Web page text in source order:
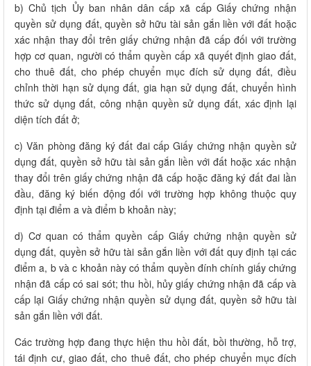
b) Chủ tịch Ủy ban nhân dân cấp xã cấp Giấy chứng nhận
quyền sử dụng đất, quyền sở hữu tài sản gắn liền với đất hoặc
xác nhận thay đổi trên giấy chứng nhận đã cấp đối với trường
hợp cơ quan, người có thẩm quyền cấp xã quyết định giao đất,
cho thuê đất, cho phép chuyển mục đích sử dụng đất, điều
chỉnh thời hạn sử dụng đất, gia hạn sử dụng đất, chuyển hình
thức sử dụng đất, công nhận quyền sử dụng đất, xác định lại
diện tích đất ở;
c) Văn phòng đăng ký đất đai cấp Giấy chứng nhận quyền sử
dụng đất, quyền sở hữu tài sản gắn liền với đất hoặc xác nhận
thay đổi trên giấy chứng nhận đã cấp hoặc đăng ký đất đai lần
đầu, đăng ký biến động đối với trường hợp không thuộc quy
định tại điểm a và điểm b khoản này;
d) Cơ quan có thẩm quyền cấp Giấy chứng nhận quyền sử
dụng đất, quyền sở hữu tài sản gắn liền với đất quy định tại các
điểm a, b và c khoản này có thẩm quyền đính chính giấy chứng
nhận đã cấp có sai sót; thu hồi, hủy giấy chứng nhận đã cấp và
cấp lại Giấy chứng nhận quyền sử dụng đất, quyền sở hữu tài
sản gắn liền với đất.
Các trường hợp đang thực hiện thu hồi đất, bồi thường, hỗ trợ,
tái định cư, giao đất, cho thuê đất, cho phép chuyển mục đích